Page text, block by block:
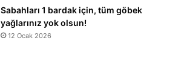
Sabahları 1 bardak için, tüm göbek
yağlarınız yok olsun!
12 Ocak 2026